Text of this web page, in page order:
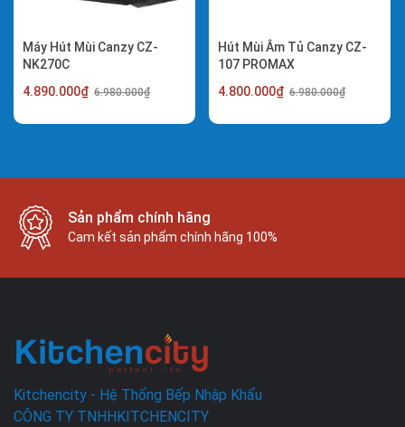
Máy Hút Mùi Canzy CZ-
NK270C
4.890.000₫ 6.980.000₫
Hút Mùi Âm Tủ Canzy CZ-
107 PROMAX
4.800.000₫ 6.980.000₫
Sản phẩm chính hãng
Cam kết sản phẩm chính hãng 100%
Kitchencity - Hệ Thống Bếp Nhập Khẩu
CÔNG TY TNHHKITCHENCITY